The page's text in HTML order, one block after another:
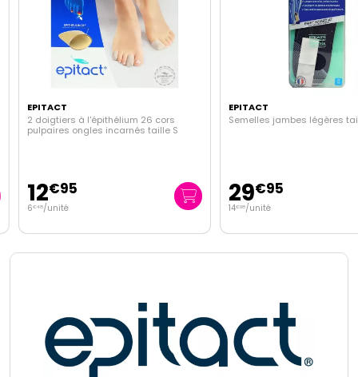
EPITACT
2 doigtiers à l'épithélium 26 cors
pulpaires ongles incarnés taille S
12€95
€48/unité
EPITACT
Semelles jambes légères
29€95
14 €98/unité